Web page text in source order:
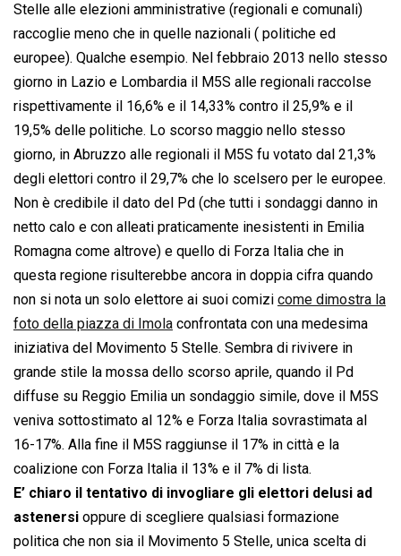
Stelle alle elezioni amministrative (regionali e comunali)
raccoglie meno che in quelle nazionali ( politiche ed
europee). Qualche esempio. Nel febbraio 2013 nello stesso
giorno in Lazio e Lombardia il M5S alle regionali raccolse
rispettivamente il 16,6% e il 14,33% contro il 25,9% e il
19,5% delle politiche. Lo scorso maggio nello stesso
giorno, in Abruzzo alle regionali il M5S fu votato dal 21,3%
degli elettori contro il 29,7% che lo scelsero per le europee.
Non è credibile il dato del Pd (che tutti i sondaggi danno in
netto calo e con alleati praticamente inesistenti in Emilia
Romagna come altrove) e quello di Forza Italia che in
questa regione risulterebbe ancora in doppia cifra quando
non si nota un solo elettore ai suoi comizi come dimostra la
foto della piazza di Imola confrontata con una medesima
iniziativa del Movimento 5 Stelle. Sembra di rivivere in
grande stile la mossa dello scorso aprile, quando il Pd
diffuse su Reggio Emilia un sondaggio simile, dove il M5S
veniva sottostimato al 12% e Forza Italia sovrastimata al
16-17%. Alla fine il M5S raggiunse il 17% in città e la
coalizione con Forza Italia il 13% e il 7% di lista.
E’ chiaro il tentativo di invogliare gli elettori delusi ad
astenersi oppure di scegliere qualsiasi formazione
politica che non sia il Movimento 5 Stelle, unica scelta di